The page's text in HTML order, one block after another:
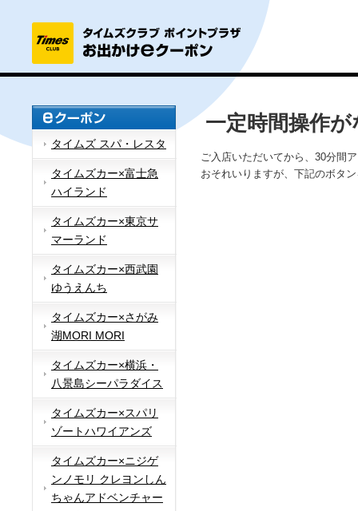
タイムズ スパ・レスタ
タイムズカー×富士急
ハイランド
タイムズカー×東京サ
マーランド
タイムズカー×西武園
ゆうえんち
タイムズカー×さがみ
湖MORI MORI
タイムズカー×横浜・
八景島シーパラダイス
タイムズカー×スパリ
ゾートハワイアンズ
タイムズカー×ニジゲ
ンノモリ クレヨンしん
ちゃんアドベンチャー
一定時間操作
ご入店いただいてから、30分間
おそれいりますが、下記のボタ